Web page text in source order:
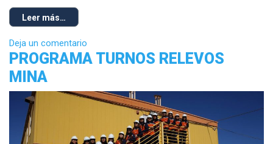
Leer más…
Deja un comentario
PROGRAMA TURNOS RELEVOS
MINA